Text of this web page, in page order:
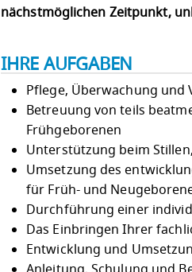
nächstmöglichen Zeitpunkt,
IHRE AUFGABEN
Pflege, Überwachung und
Betreuung von teils
Frühgeborenen
Unterstützung beim
Umsetzung des
für Früh- und
Durchführung einer
Das Einbringen Ihrer
Entwicklung und